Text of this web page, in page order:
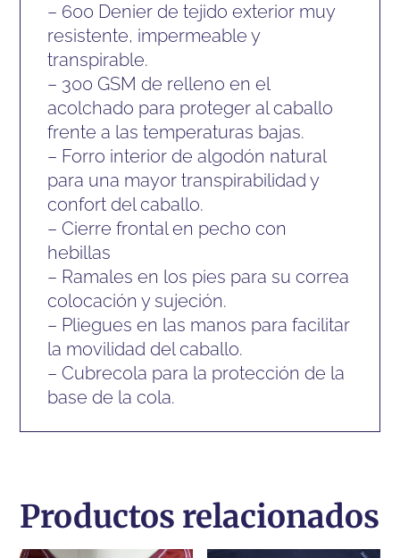
– 600 Denier de tejido exterior muy
resistente, impermeable y
transpirable.
– 300 GSM de relleno en el
acolchado para proteger al caballo
frente a las temperaturas bajas.
– Forro interior de algodón natural
para una mayor transpirabilidad y
confort del caballo.
– Cierre frontal en pecho con
hebillas
– Ramales en los pies para su correa
colocación y sujeción.
– Pliegues en las manos para facilitar
la movilidad del caballo.
– Cubrecola para la protección de la
base de la cola.
Productos relacionados